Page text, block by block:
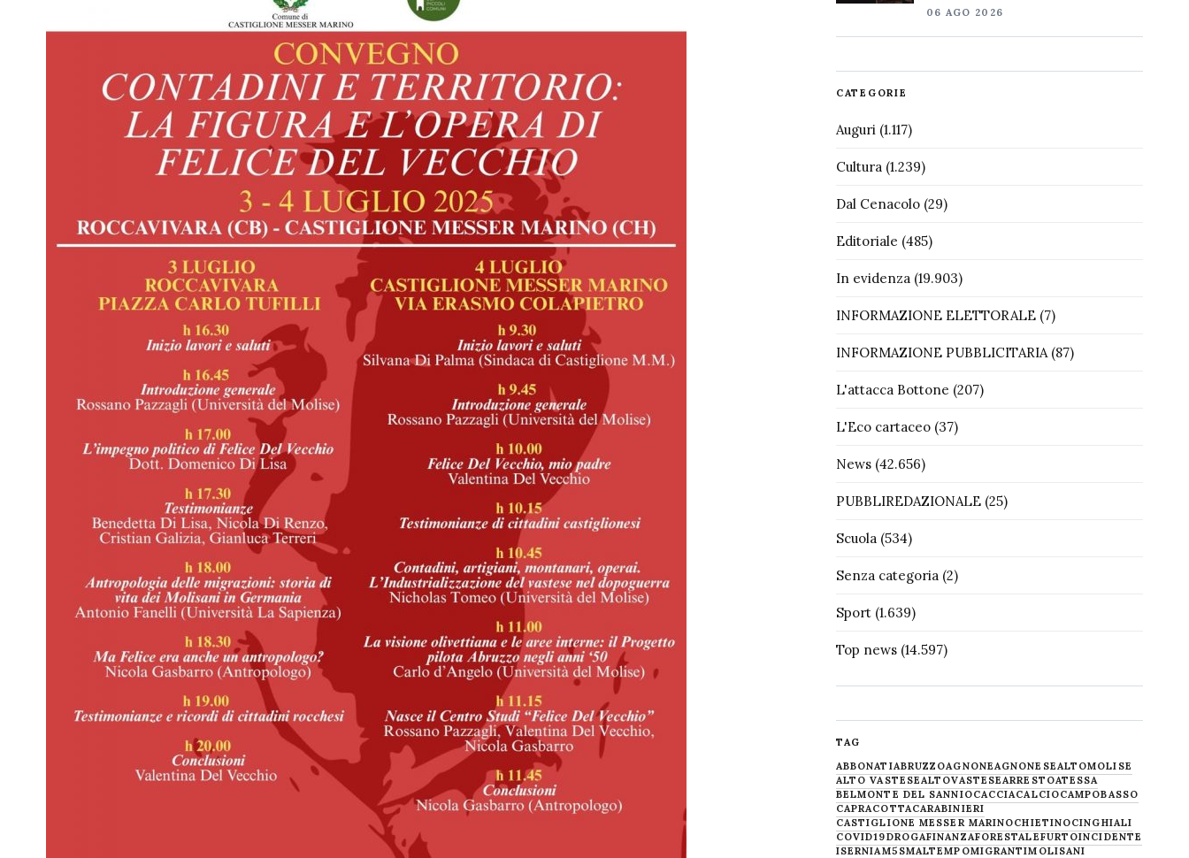
06 AGO 2026
CATEGORIE
Auguri(1.117)
Cultura(1.239)
Dal Cenacolo(29)
Editoriale (485)
In evidenza(19.903)
INFORMAZIONE ELETTORALE(7)
INFORMAZIONE PUBBLICITARIA(87)
L'attacca Bottone (207)
L'Eco cartaceo(37)
News(42.656)
PUBBLIREDAZIONALE(25)
Scuola(534)
Senza categoria(2)
Sport(1.639)
Top news(14.597)
TAG
ABBONATIABRUZZOAGNONEAGNONESEALTOMOLISE
ALTO VASTESEALTOVASTESEARRESTOATESSA
BELMONTE DEL SANNIOCACCIACALCIOCAMPOBASSO
CAPRACOTTACARABINIERI
CASTIGLIONE MESSER MARINOCHIETINOCINGHIALI
COVID19DROGAFINANZAFORESTALEFURTOINCIDENTE
ISERNIAM5SMALTEMPOMIGRANTIMOLISANI